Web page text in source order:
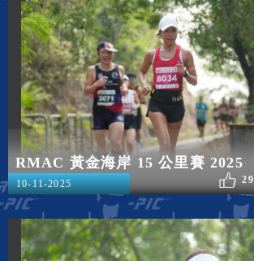
RMAC 黃金海岸 15 公里賽 2025
29
10-11-2025